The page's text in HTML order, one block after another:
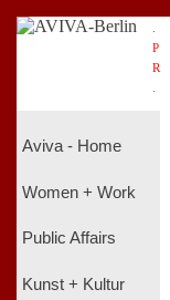
P
R
Aviva - Home
Women + Work
Public Affairs
Kunst + Kultur